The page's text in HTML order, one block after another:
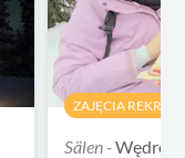
ZAJĘCIA
Sälen -